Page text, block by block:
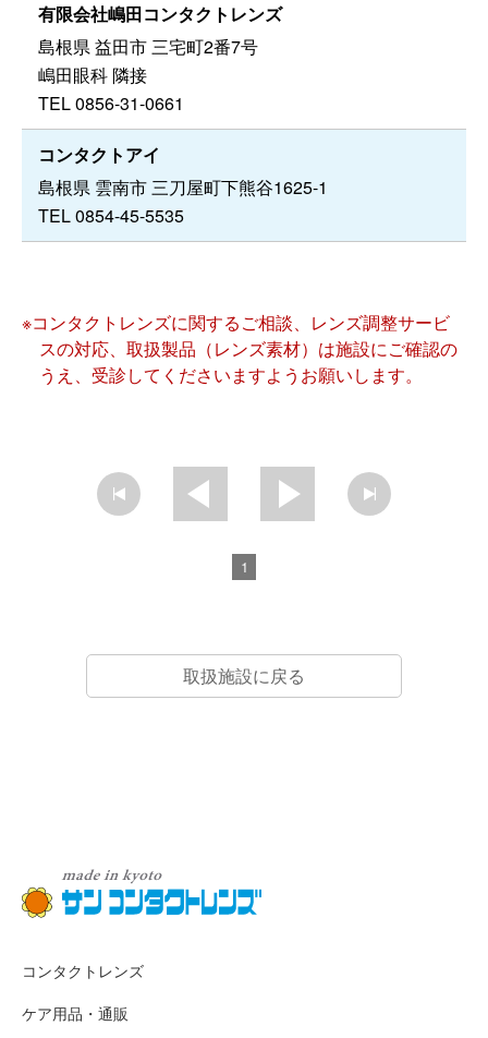
有限会社嶋田コンタクトレンズ
島根県 益田市 三宅町2番7号
嶋田眼科 隣接
TEL 0856-31-0661
コンタクトアイ
島根県 雲南市 三刀屋町下熊谷1625-1
TEL 0854-45-5535
※コンタクトレンズに関するご相談、レンズ調整サービ
スの対応、取扱製品（レンズ素材）は施設にご確認の
うえ、受診してくださいますようお願いします。
1
取扱施設に戻る
コンタクトレンズ
ケア用品・通販